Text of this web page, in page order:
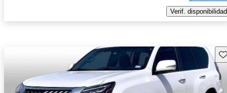
Verif. disponibilidad